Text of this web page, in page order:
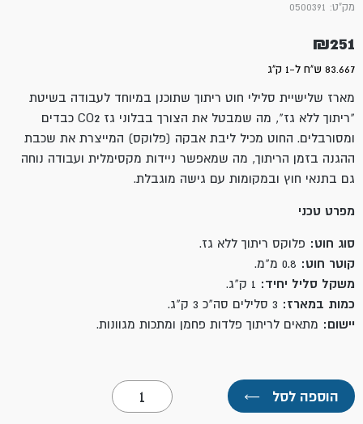
מק"ט: 0500391
₪251
83.667 ש"ח ל-1 ק"ג
מארז שלישיית סלילי חוט ריתוך שתוכנן במיוחד לעבודה בשיטת
"ריתוך ללא גז", מה שמבטל את הצורך בבלוני גז CO2 כבדים
ומסורבלים. החוט מכיל ליבת אבקה (פלוקס) המייצרת את שכבת
ההגנה בזמן הריתוך, מה שמאפשר ניידות מקסימלית ועבודה נוחה
גם בתנאי חוץ ובמקומות עם גישה מוגבלת.
מפרט טכני
סוג חוט: פלוקס ריתוך ללא גז.
קוטר חוט:
משקל סליל יחיד:
כמות במארז:
יישום: מתאים לריתוך פלדות פחמן ומתכות מגוונות.
הוספה לסל ←
כמות
של
מארז